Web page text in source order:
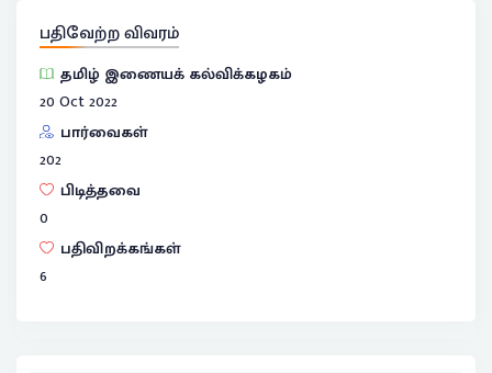
பதிவேற்ற விவரம்
தமிழ் இணையக் கல்விக்கழகம்
20 Oct 2022
பார்வைகள்
202
பிடித்தவை
0
பதிவிறக்கங்கள்
6